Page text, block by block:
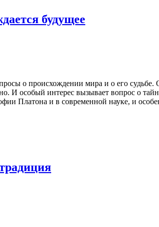
будущее
о происхождении мира и о его
И особый интерес вызывает вопрос о
Платона и в современной науке, и